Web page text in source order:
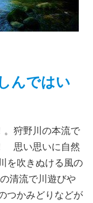
んではい
狩野川の本流で
思い思いに自然
を吹きぬける風の
清流で川遊びや
つかみどりなどが